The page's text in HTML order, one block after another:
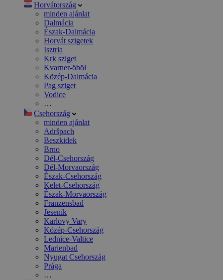
Horvátország
minden ajánlat
Dalmácia
Észak-Dalmácia
Horvát szigetek
Isztria
Krk sziget
Kvarner-öböl
Közép-Dalmácia
Pag sziget
Vodice
…
Csehország
minden ajánlat
Adršpach
Beszkidek
Brno
Dél-Csehország
Dél-Morvaország
Észak-Csehország
Kelet-Csehország
Észak-Morvaország
Franzensbad
Jeseník
Karlovy Vary
Közép-Csehország
Lednice-Valtice
Marienbad
Nyugat Csehország
Prága
…